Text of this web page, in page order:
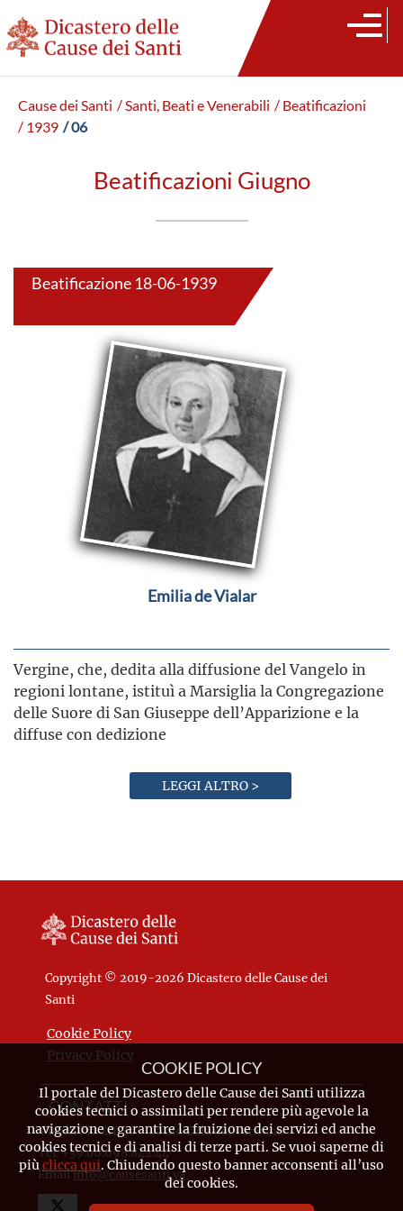
Cause dei Santi / Santi, Beati e Venerabili / Beatificazioni
/ 1939 / 06
Beatificazioni Giugno
Beatificazione 18-06-1939
Emilia de Vialar
Vergine, che, dedita alla diffusione del Vangelo in
regioni lontane, istituì a Marsiglia la Congregazione
delle Suore di San Giuseppe dell’Apparizione e la
diffuse con dedizione
LEGGI ALTRO >
Copyright © 2019-2026 Dicastero delle Cause dei
Santi
Cookie Policy
Privacy Policy
CONTATTI
Piazza Pio XII, 10 - 00120 Città del Vaticano
Tel. +39.06.698.842.44
Emailinfo@causesanti.va
COOKIE POLICY
Il portale del Dicastero delle Cause dei Santi utilizza
cookies tecnici o assimilati per rendere più agevole la
navigazione e garantire la fruizione dei servizi ed anche
cookies tecnici e di analisi di terze parti. Se vuoi saperne di
piùclicca qui. Chiudendo questo banner acconsenti all’uso
dei cookies.